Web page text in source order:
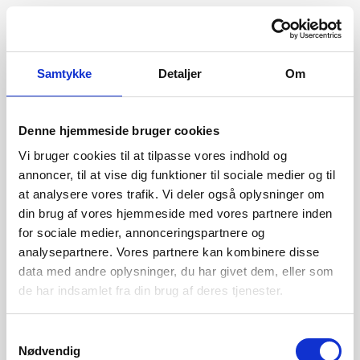
Samtykke Detaljer Om
Denne hjemmeside bruger cookies
Vi bruger cookies til at tilpasse vores indhold og
annoncer, til at vise dig funktioner til sociale medier og til
at analysere vores trafik. Vi deler også oplysninger om
din brug af vores hjemmeside med vores partnere inden
for sociale medier, annonceringspartnere og
analysepartnere. Vores partnere kan kombinere disse
data med andre oplysninger, du har givet dem, eller som
de har indsamlet fra din brug af deres tjenester.
Nødvendig
404